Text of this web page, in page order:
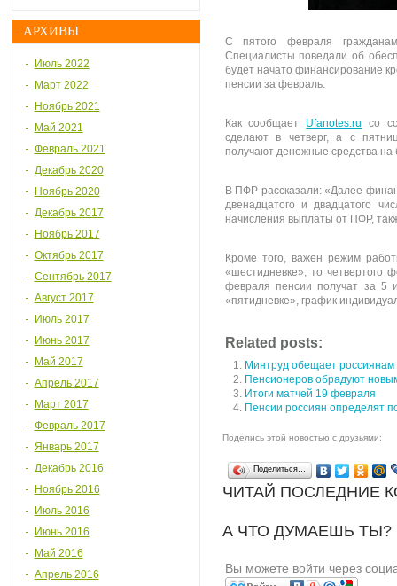
АРХИВЫ
Июль 2022
Март 2022
Ноябрь 2021
Май 2021
Февраль 2021
Декабрь 2020
Ноябрь 2020
Декабрь 2017
Ноябрь 2017
Октябрь 2017
Сентябрь 2017
Август 2017
Июль 2017
Июнь 2017
Май 2017
Апрель 2017
Март 2017
Февраль 2017
Январь 2017
Декабрь 2016
Ноябрь 2016
Июль 2016
Июнь 2016
Май 2016
Апрель 2016
С пятого февраля
Специалисты поведали об
будет начато финансирование
пенсии за февраль.
Как сообщает Ufanotes.ru со
сделают в четверг, а с
получают денежные средства на
В ПФР рассказали: «Далее
двенадцатого и двадцатого
начисления выплаты от ПФР,
Кроме того, важен режим
«шестидневке», то четвертого
февраля пенсии получат за 5
«пятидневке», график
Related posts:
Минтруд обещает россиянам
Пенсионеров обрадуют
Итоги матчей 19 февраля
Пенсии россиян определят
Поделись этой новостью с друзьями:
Поделиться…
ЧИТАЙ ПОСЛЕДНИЕ
А ЧТО ДУМАЕШЬ
Вы можете войти через